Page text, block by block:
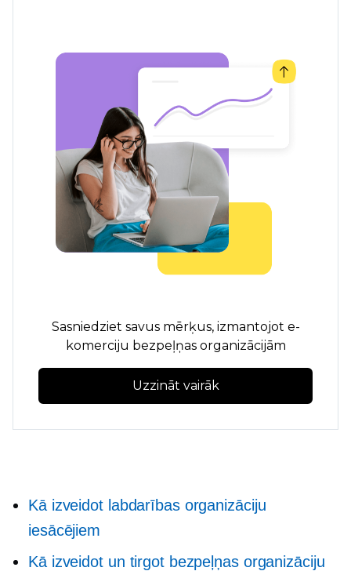
Sasniedziet savus mērķus, izmantojot e-
komerciju bezpeļņas organizācijām
Uzzināt vairāk
Kā izveidot labdarības organizāciju
iesācējiem
Kā izveidot un tirgot bezpeļņas organizāciju